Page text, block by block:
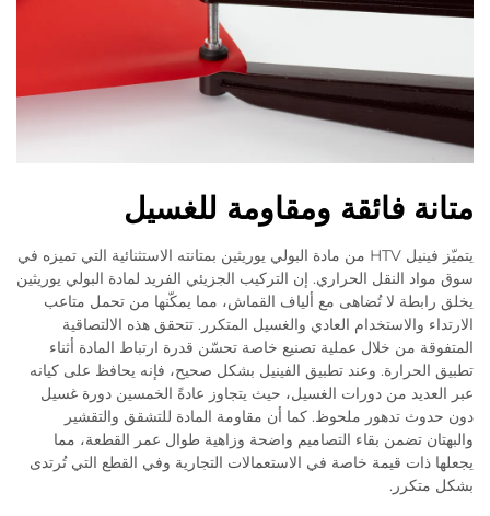
متانة فائقة ومقاومة للغسيل
يتميّز فينيل HTV من مادة البولي يوريثين بمتانته الاستثنائية التي تميزه في
سوق مواد النقل الحراري. إن التركيب الجزيئي الفريد لمادة البولي يوريثين
يخلق رابطة لا تُضاهى مع ألياف القماش، مما يمكّنها من تحمل متاعب
الارتداء والاستخدام العادي والغسيل المتكرر. تتحقق هذه الالتصاقية
المتفوقة من خلال عملية تصنيع خاصة تحسّن قدرة ارتباط المادة أثناء
تطبيق الحرارة. وعند تطبيق الفينيل بشكل صحيح، فإنه يحافظ على كيانه
عبر العديد من دورات الغسيل، حيث يتجاوز عادةً الخمسين دورة غسيل
دون حدوث تدهور ملحوظ. كما أن مقاومة المادة للتشقق والتقشير
والبهتان تضمن بقاء التصاميم واضحة وزاهية طوال عمر القطعة، مما
يجعلها ذات قيمة خاصة في الاستعمالات التجارية وفي القطع التي تُرتدى
بشكل متكرر.